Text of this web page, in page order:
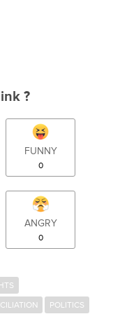
?
FUNNY
0
ANGRY
0
POLITICS